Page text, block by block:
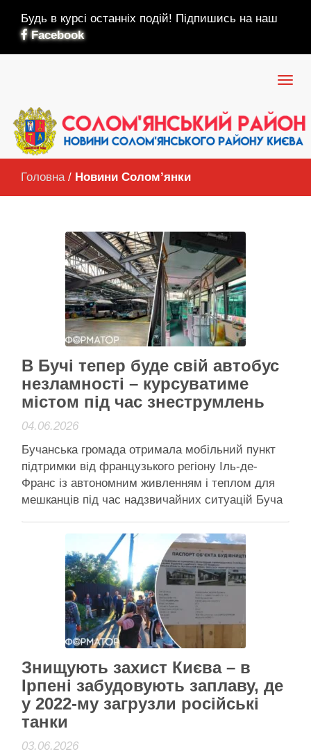
Будь в курсі останніх подій! Підпишись на наш
Facebook
Головна / Новини Солом’янки
Активісти району
В Бучі тепер буде свій автобус
незламності – курсуватиме
містом під час знеструмлень
04.06.2026
Бучанська громада отримала мобільний пункт
підтримки від французького регіону Іль-де-
Франс із автономним живленням і теплом для
мешканців під час надзвичайних ситуацій Буча
Бучанська громада отримала власний “автобус
незламності” – мобільний пункт підтримки, який
виїжджатиме до мешканців під час
знеструмлень та інших кризових ситуацій.
Раніше схожий …
Читати даліАктивісти району
Знищують захист Києва – в
Ірпені забудовують заплаву, де
у 2022-му загрузли російські
танки
03.06.2026